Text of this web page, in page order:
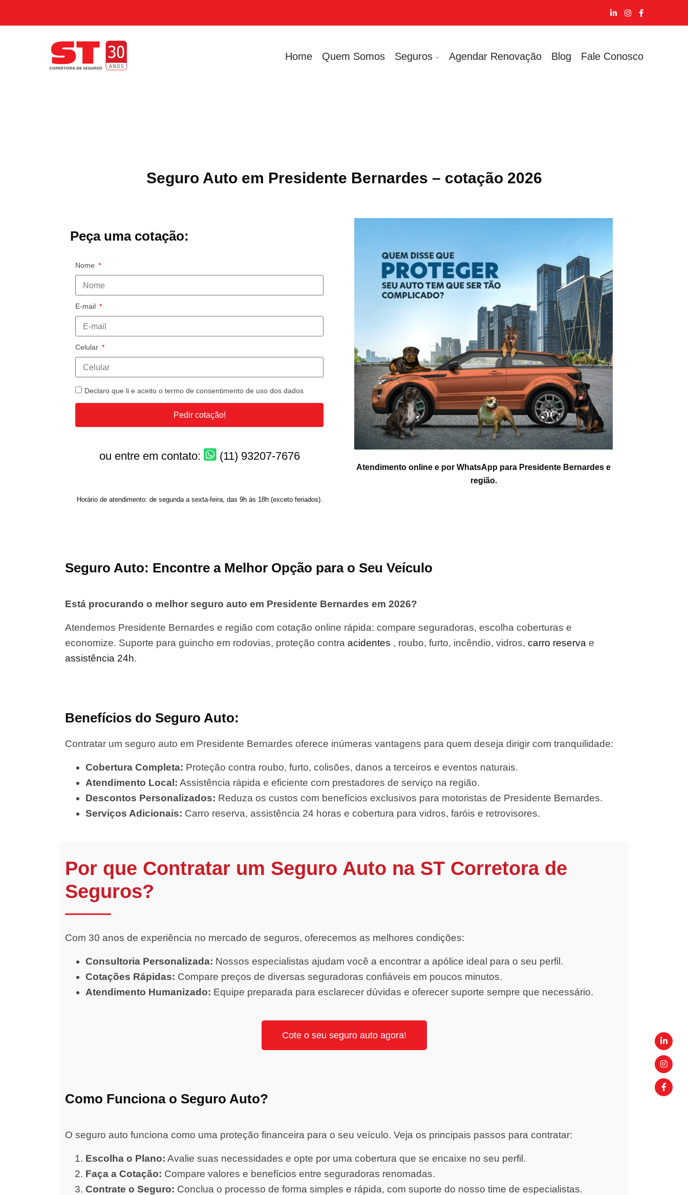
Home Quem Somos Seguros Agendar Renovação Blog Fale Conosco
Seguro Auto em Presidente Bernardes – cotação 2026
Peça uma cotação:
Nome
E-mail
Celular
Declaro que li e aceito o termo de consentimento de uso dos dados
Pedir cotação!
ou entre em contato: (11) 93207-7676
Horário de atendimento: de segunda a sexta-feira, das 9h às 18h (exceto feriados).
Atendimento online e por WhatsApp para Presidente Bernardes e
região.
Seguro Auto: Encontre a Melhor Opção para o Seu Veículo
Está procurando o melhor seguro auto em Presidente Bernardes em 2026?
Atendemos Presidente Bernardes e região com cotação online rápida: compare seguradoras, escolha coberturas e
economize. Suporte para guincho em rodovias, proteção contra acidentes , roubo, furto, incêndio, vidros, carro reserva e
assistência 24h.
Benefícios do Seguro Auto:
Contratar um seguro auto em Presidente Bernardes oferece inúmeras vantagens para quem deseja dirigir com tranquilidade:
Cobertura Completa: Proteção contra roubo, furto, colisões, danos a terceiros e eventos naturais.
Atendimento Local: Assistência rápida e eficiente com prestadores de serviço na região.
Descontos Personalizados: Reduza os custos com benefícios exclusivos para motoristas de Presidente Bernardes.
Serviços Adicionais: Carro reserva, assistência 24 horas e cobertura para vidros, faróis e retrovisores.
Por que Contratar um Seguro Auto na ST Corretora de
Seguros?
Com 30 anos de experiência no mercado de seguros, oferecemos as melhores condições:
Consultoria Personalizada: Nossos especialistas ajudam você a encontrar a apólice ideal para o seu perfil.
Cotações Rápidas: Compare preços de diversas seguradoras confiáveis em poucos minutos.
Atendimento Humanizado: Equipe preparada para esclarecer dúvidas e oferecer suporte sempre que necessário.
Cote o seu seguro auto agora!
Como Funciona o Seguro Auto?
O seguro auto funciona como uma proteção financeira para o seu veículo. Veja os principais passos para contratar:
Escolha o Plano: Avalie suas necessidades e opte por uma cobertura que se encaixe no seu perfil.
Faça a Cotação: Compare valores e benefícios entre seguradoras renomadas.
Contrate o Seguro: Conclua o processo de forma simples e rápida, com suporte do nosso time de especialistas.